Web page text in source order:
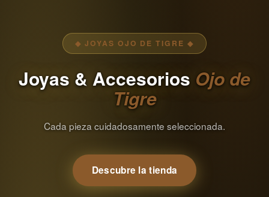
◆ JOYAS OJO DE TIGRE ◆
Joyas & Accesorios Ojo de
Tigre
Cada pieza cuidadosamente seleccionada.
Descubre la tienda